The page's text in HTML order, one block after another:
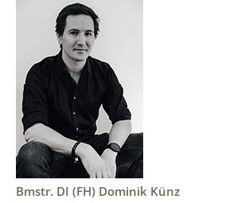
Bmstr. DI (FH) Dominik Künz